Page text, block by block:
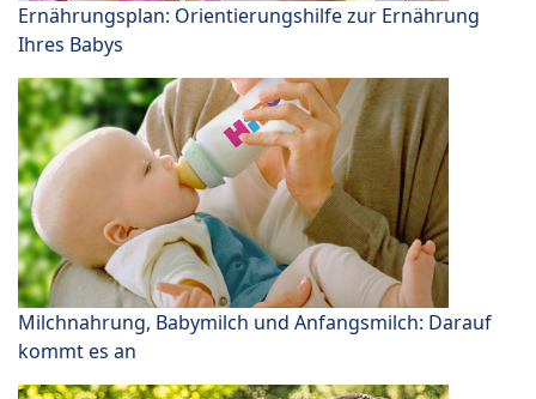
Ernährungsplan: Orientierungshilfe zur Ernährung
Ihres Babys
Milchnahrung, Babymilch und Anfangsmilch: Darauf
kommt es an